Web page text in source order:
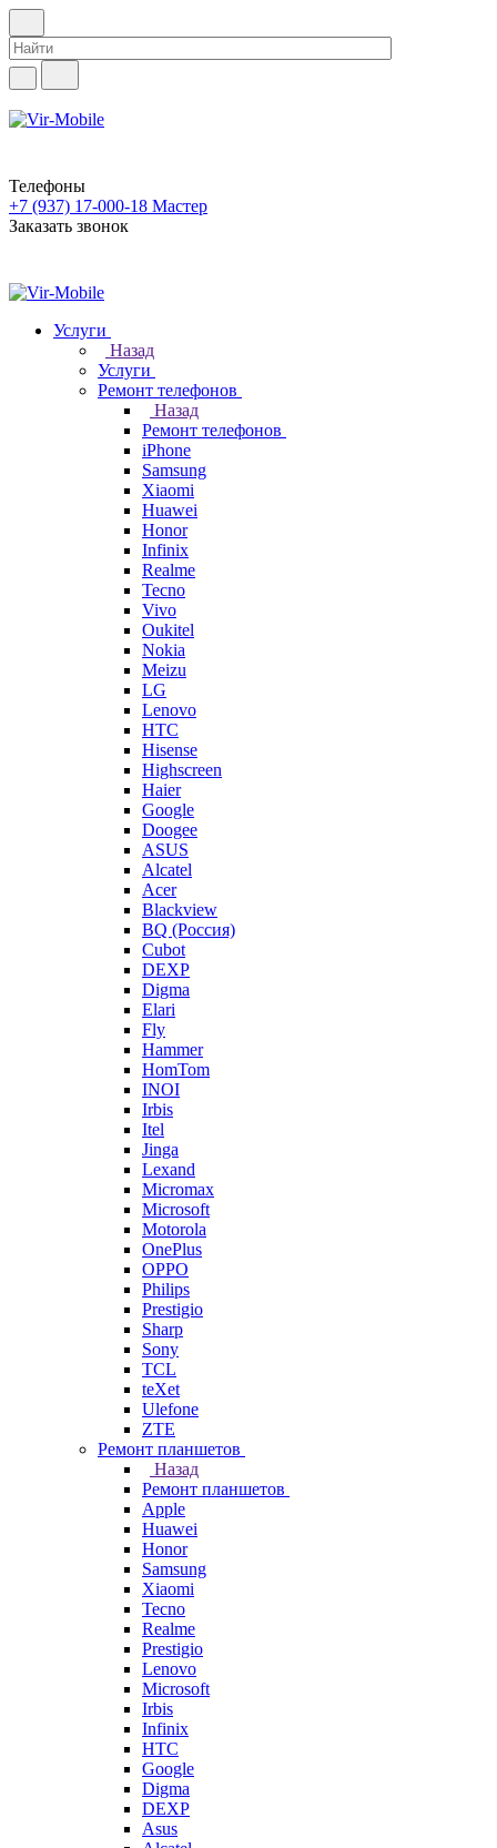
Телефоны
+7 (937) 17-000-18 Мастер
Заказать звонок
Услуги
Назад
Услуги
Ремонт телефонов
Назад
Ремонт телефонов
iPhone
Samsung
Xiaomi
Huawei
Honor
Infinix
Realme
Tecno
Vivo
Oukitel
Nokia
Meizu
LG
Lenovo
HTC
Hisense
Highscreen
Haier
Google
Doogee
ASUS
Alcatel
Acer
Blackview
BQ (Россия)
Cubot
DEXP
Digma
Elari
Fly
Hammer
HomTom
INOI
Irbis
Itel
Jinga
Lexand
Micromax
Microsoft
Motorola
OnePlus
OPPO
Philips
Prestigio
Sharp
Sony
TCL
teXet
Ulefone
ZTE
Ремонт планшетов
Назад
Ремонт планшетов
Apple
Huawei
Honor
Samsung
Xiaomi
Tecno
Realme
Prestigio
Lenovo
Microsoft
Irbis
Infinix
HTC
Google
Digma
DEXP
Asus